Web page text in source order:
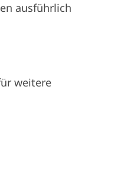
ausführlich
weitere